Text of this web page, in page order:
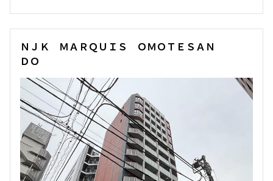
お問合せ 追加
新着
11階１１０５
150,000円15,000円
1.0ヶ月 1.0ヶ月
Studio+WIC24.58㎡
ＮＪＫ ＭＡＲＱＵＩＳ ＯＭＯＴＥＳＡＮ
ＤＯ